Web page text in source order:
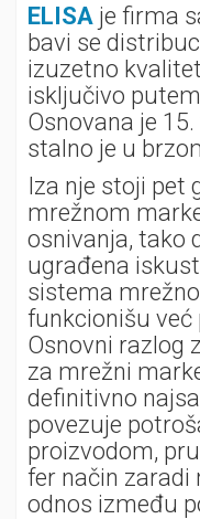
ELISA je firma
bavi se
izuzetno
isključivo
Osnovana je
stalno je u
Iza nje stoji pet
mrežnom
osnivanja, tako
ugrađena
sistema
funkcionišu već
Osnovni razlog
za mrežni
definitivno
povezuje
proizvodom,
fer način zaradi
odnos između